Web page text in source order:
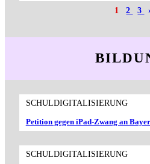
1 2 3
SCHULDIGITALISIERUNG
Petition gegen iPad-Zwang an
SCHULDIGITALISIERUNG